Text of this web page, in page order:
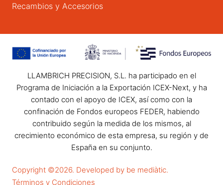
Recambios y Accesorios
LLAMBRICH PRECISION, S.L. ha participado en el
Programa de Iniciación a la Exportación ICEX-Next, y ha
contado con el apoyo de ICEX, así como con la
confinación de Fondos europeos FEDER, habiendo
contribuido según la medida de los mismos, al
crecimiento económico de esta empresa, su región y de
España en su conjunto.
Copyright ©2026. Developed by be mediàtic.
Términos y Condiciones